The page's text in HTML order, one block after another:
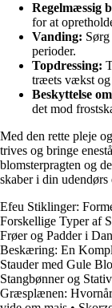
Regelmæssig
for at
Vanding:
perioder.
Topdressing:
træets vækst
Beskyttelse
det mod
Med den rette pleje
trives og bringe
blomsterpragten og
skaber i din udendørs
Efeu Stiklinger:
Forskellige Typer af
Frøer og Padder i
Beskæring: En
Stauder med Gule
Stangbønner og
Græsplænen: